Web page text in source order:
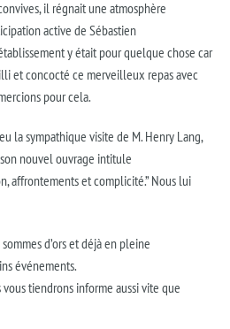
il régnait une atmosphère
active de Sébastien
y était pour quelque chose car
et concocté ce merveilleux repas avec
pour cela.
la sympathique visite de M. Henry Lang,
nouvel ouvrage intitule
, affrontements et complicité.” Nous lui
d’ors et déjà en pleine
événements.
tiendrons informe aussi vite que